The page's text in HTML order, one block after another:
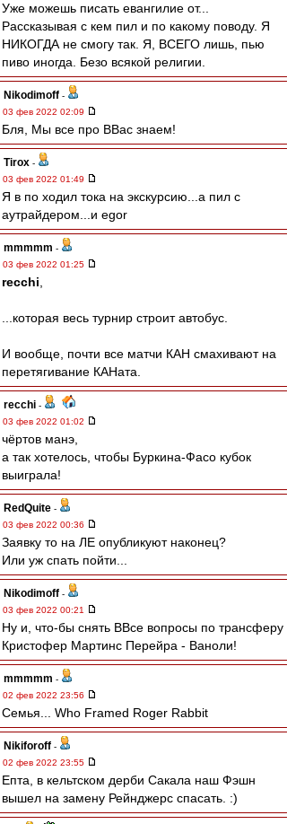
Уже можешь писать евангилие от...
Рассказывая с кем пил и по какому поводу. Я
НИКОГДА не смогу так. Я, ВСЕГО лишь, пью
пиво иногда. Безо всякой религии.
Nikodimoff -
03 фев 2022 02:09
Бля, Мы все про ВВас знаем!
Tirox -
03 фев 2022 01:49
Я в по ходил тока на экскурсию...а пил с
аутрайдером...и egor
mmmmm -
03 фев 2022 01:25
recchi
...которая весь турнир строит автобус.
И вообще, почти все матчи КАН смахивают на
перетягивание КАНата.
recchi -
03 фев 2022 01:02
чёртов манэ,
а так хотелось, чтобы Буркина-Фасо кубок
выиграла!
RedQuite -
03 фев 2022 00:36
Заявку то на ЛЕ опубликуют наконец?
Или уж спать пойти...
Nikodimoff -
03 фев 2022 00:21
Ну и, что-бы снять ВВсе вопросы по трансферу
Кристофер Мартинс Перейра - Ваноли!
mmmmm -
02 фев 2022 23:56
Семья... Who Framed Roger Rabbit
Nikiforoff -
02 фев 2022 23:55
Епта, в кельтском дерби Сакала наш Фэшн
вышел на замену Рейнджерс спасать. :)